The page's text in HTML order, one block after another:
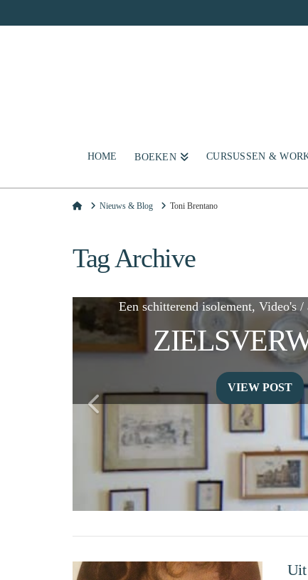
HOME BOEKEN CURSUSSEN &
HomeNieuws & Blog Toni Brentano
Tag Archive
Een schitterend isolement, Video's /
VIEW POST
Uit